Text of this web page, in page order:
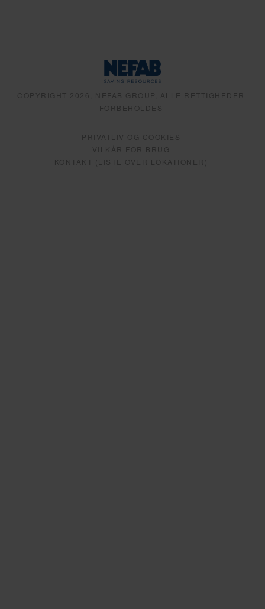
COPYRIGHT 2026, NEFAB GROUP, ALLE RETTIGHEDER
FORBEHOLDES
PRIVATLIV OG COOKIES
VILKÅR FOR BRUG
KONTAKT (LISTE OVER LOKATIONER)